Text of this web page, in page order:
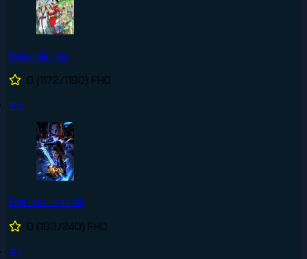
Đảo Hải Tặc
0 (1172/1190) FHD
#6
Đại Lục Linh Võ
0 (193/240) FHD
#7